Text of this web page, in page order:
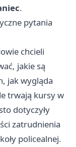
.
pytania
chcieli
jakie są
jak wygląda
trwają kursy w
dotyczyły
zatrudnienia
policealnej.